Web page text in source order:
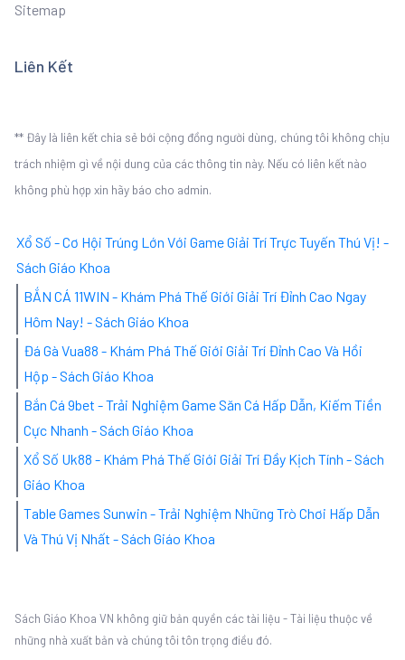
Sitemap
Liên Kết
** Đây là liên kết chia sẻ bới cộng đồng người dùng, chúng tôi không chịu
trách nhiệm gì về nội dung của các thông tin này. Nếu có liên kết nào
không phù hợp xin hãy báo cho admin.
Xổ Số - Cơ Hội Trúng Lớn Với Game Giải Trí Trực Tuyến Thú Vị! -
Sách Giáo Khoa
BẮN CÁ 11WIN - Khám Phá Thế Giới Giải Trí Đỉnh Cao Ngay
Hôm Nay! - Sách Giáo Khoa
Đá Gà Vua88 - Khám Phá Thế Giới Giải Trí Đỉnh Cao Và Hồi
Hộp - Sách Giáo Khoa
Bắn Cá 9bet - Trải Nghiệm Game Săn Cá Hấp Dẫn, Kiếm Tiền
Cực Nhanh - Sách Giáo Khoa
Xổ Số Uk88 - Khám Phá Thế Giới Giải Trí Đầy Kịch Tính - Sách
Giáo Khoa
Table Games Sunwin - Trải Nghiệm Những Trò Chơi Hấp Dẫn
Và Thú Vị Nhất - Sách Giáo Khoa
Sách Giáo Khoa VN không giữ bản quyền các tài liệu - Tài liệu thuộc về
những nhà xuất bản và chúng tôi tôn trọng điều đó.